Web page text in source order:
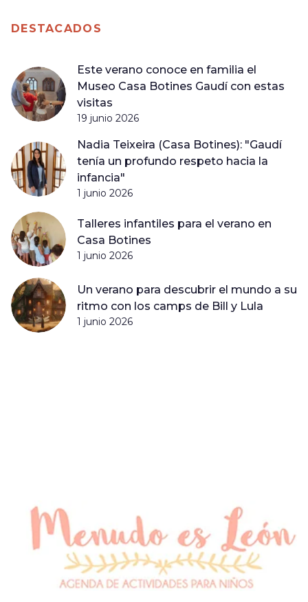
DESTACADOS
Este verano conoce en familia el
Museo Casa Botines Gaudí con estas
visitas
19 junio 2026
Nadia Teixeira (Casa Botines): "Gaudí
tenía un profundo respeto hacia la
infancia"
1 junio 2026
Talleres infantiles para el verano en
Casa Botines
1 junio 2026
Un verano para descubrir el mundo a su
ritmo con los camps de Bill y Lula
1 junio 2026